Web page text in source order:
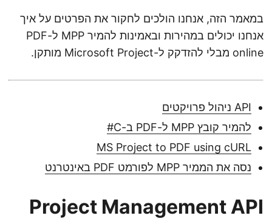
במאמר הזה, אנחנו הולכים לחקור את הפרטים על איך
אנחנו יכולים במהירות ובאמינות להמיר MPP ל-PDF
online מבלי להזדקק ל-Microsoft Project מותקן.
API ניהול פרויקטים
להמיר קובץ MPP ל-PDF ב-C#
MS Project to PDF using cURL
נסה את הממיר MPP לפורמט PDF באינטרנט
Project Management API